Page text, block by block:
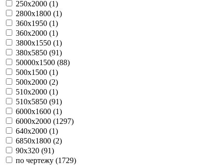
250х2000 (1)
2800х1800 (1)
360х1950 (1)
360х2000 (1)
3800х1550 (1)
380х5850 (91)
50000х1500 (88)
500х1500 (1)
500х2000 (2)
510х2000 (1)
510х5850 (91)
6000х1600 (1)
6000х2000 (1297)
640х2000 (1)
6850х1800 (2)
90х320 (91)
по чертежу (1729)